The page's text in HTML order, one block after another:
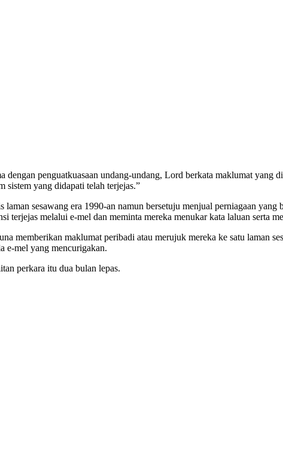
dengan penguatkuasaan undang-undang, Lord berkata maklumat
sistem yang didapati telah terjejas.”
sesawang era 1990-an namun bersetuju menjual perniagaan
terjejas melalui e-mel dan meminta mereka menukar kata laluan serta
memberikan maklumat peribadi atau merujuk mereka ke satu laman
e-mel yang mencurigakan.
perkara itu dua bulan lepas.